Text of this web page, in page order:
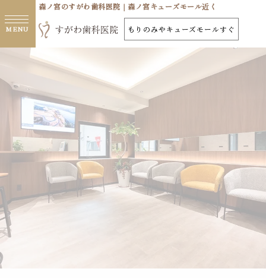
森ノ宮のすがわ歯科医院｜森ノ宮キューズモール近く
もりのみやキューズモールすぐ